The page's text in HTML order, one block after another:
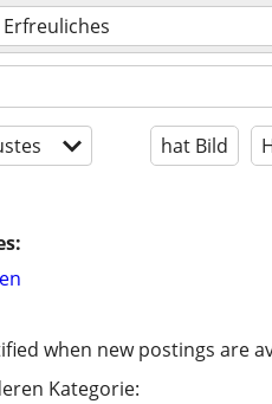
Erfreuliches
hat Bild
when new postings are
Kategorie: